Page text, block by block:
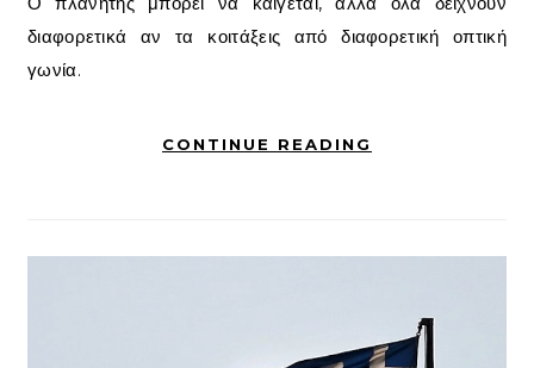
διαφορετικά αν τα κοιτάξεις από διαφορετική οπτική
γωνία.
CONTINUE READING